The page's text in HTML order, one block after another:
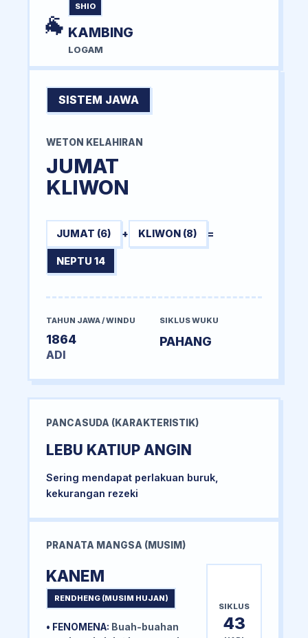
🐐
SHIO
KAMBING
LOGAM
SISTEM JAWA
WETON KELAHIRAN
JUMAT
KLIWON
JUMAT (6) + KLIWON (8) =
NEPTU 14
TAHUN JAWA / WINDU
1864
ADI
SIKLUS WUKU
PAHANG
PANCASUDA (KARAKTERISTIK)
LEBU KATIUP ANGIN
Sering mendapat perlakuan buruk,
kekurangan rezeki
PRANATA MANGSA (MUSIM)
KANEM
RENDHENG (MUSIM HUJAN)
• FENOMENA: Buah-buahan
SIKLUS
43